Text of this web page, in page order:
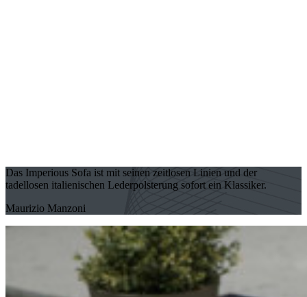
Das Imperious Sofa ist mit seinen zeitlosen Linien und der
tadellosen italienischen Lederpolsterung sofort ein Klassiker.
Maurizio Manzoni